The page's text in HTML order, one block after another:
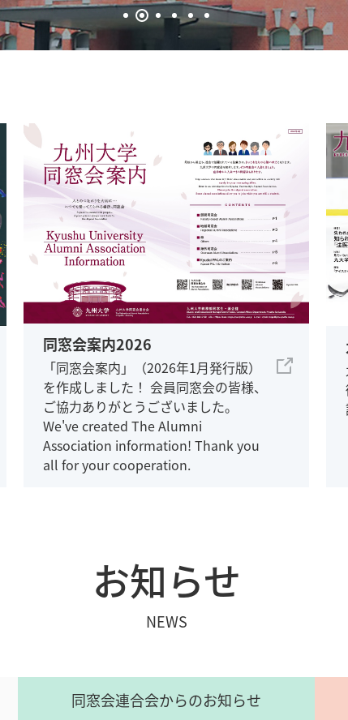
同窓会案内2026
「同窓会案内」（2026年1月発行版）
を作成しました！ 会員同窓会の皆様、
ご協力ありがとうございました。
We've created The Alumni
Association information! Thank you
all for your cooperation.
お知らせ
NEWS
同窓会連合会からのお知らせ